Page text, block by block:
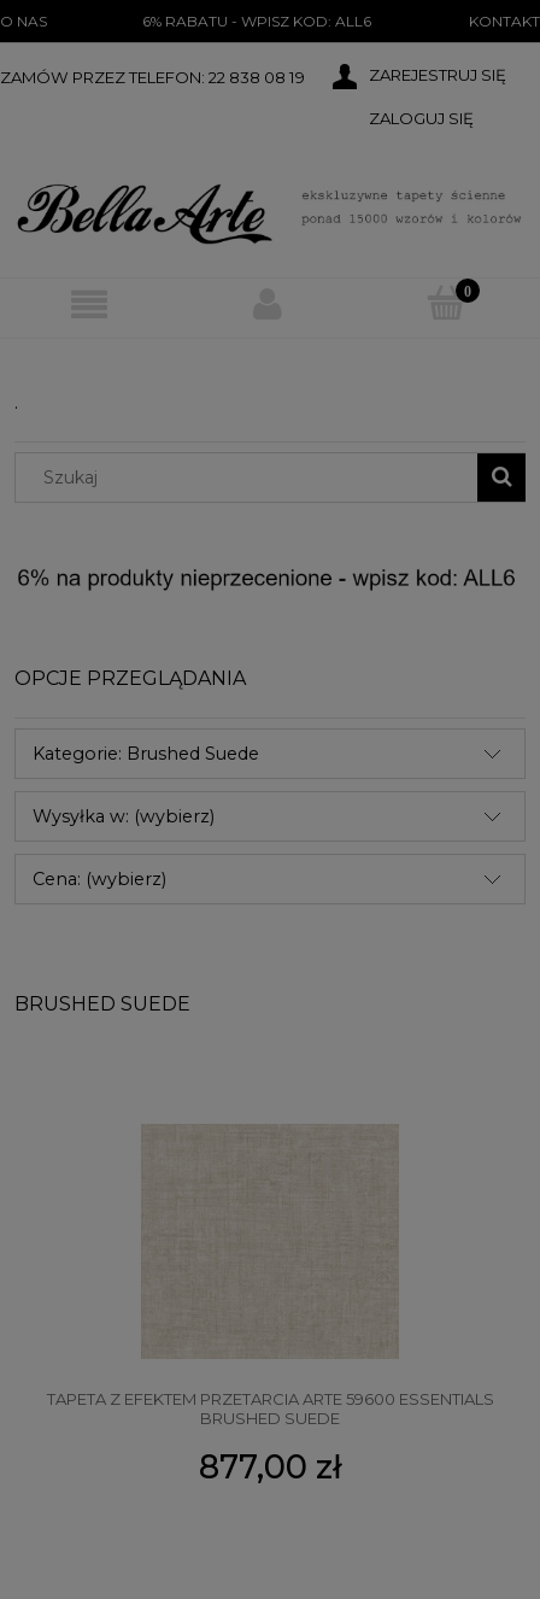
O NAS 6% RABATU - WPISZ KOD: ALL6 KONTAKT
ZAMÓW PRZEZ TELEFON: 22 838 08 19 ZAREJESTRUJ SIĘ
ZALOGUJ SIĘ
.
OPCJE PRZEGLĄDANIA
Kategorie: Brushed Suede
Wysyłka w: (wybierz)
Cena: (wybierz)
BRUSHED SUEDE
TAPETA Z EFEKTEM PRZETARCIA ARTE 59600 ESSENTIALS
BRUSHED SUEDE
877,00 zł